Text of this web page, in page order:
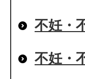
不妊・
不妊・